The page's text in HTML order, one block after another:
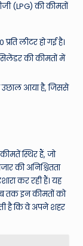
(LPG) की कीमतों
लीटर हो गई है।
की कीमतों में
उछाल आया है, जिससे
स्थिर हैं, जो
की अनिश्चितता
कर रही हैं। यह
तक इन कीमतों को
है कि वे अपने शहर